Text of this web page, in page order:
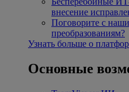
внесение
Поговорите с
преобразованиям?
Узнать больше о
Основные